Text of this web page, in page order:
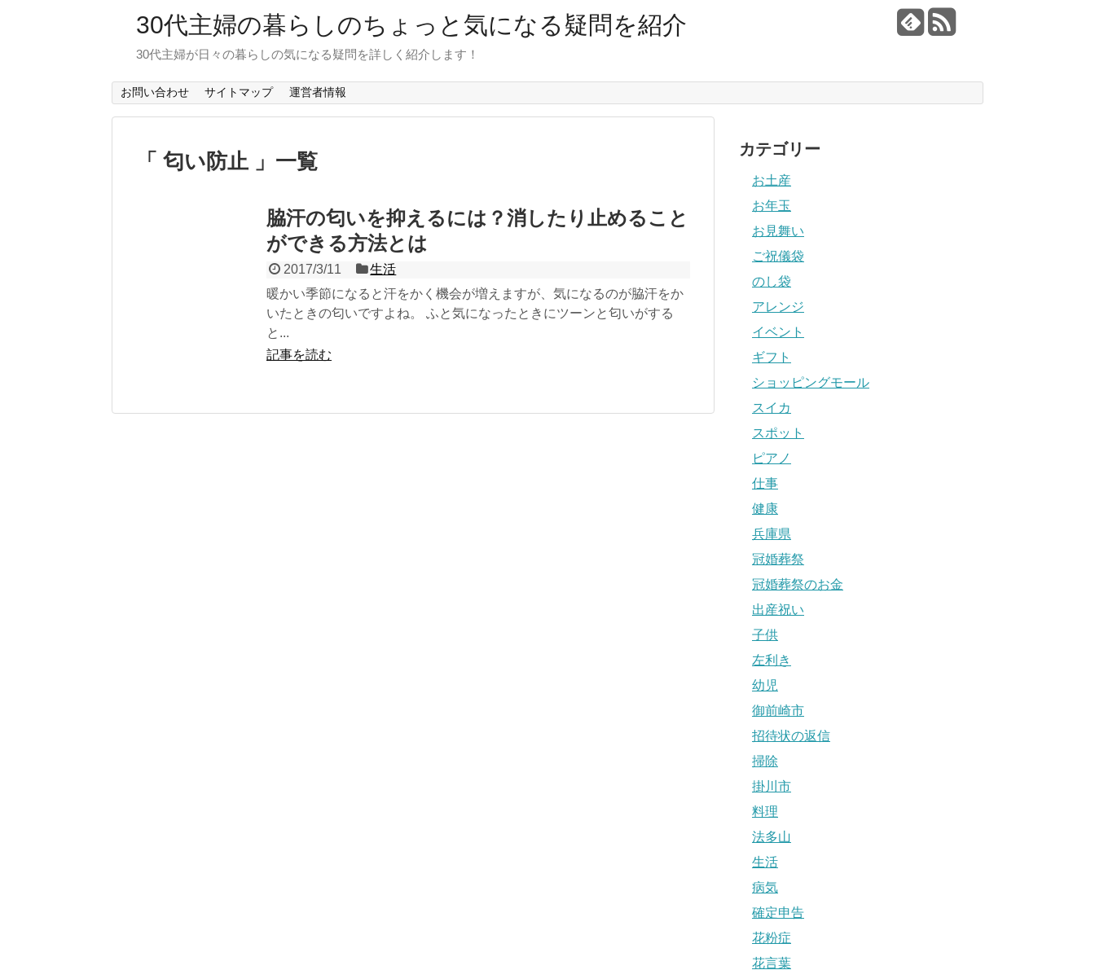
30代主婦の暮らしのちょっと気になる疑問を紹介
30代主婦が日々の暮らしの気になる疑問を詳しく紹介します！
お問い合わせ サイトマップ 運営者情報
「 匂い防止 」一覧
脇汗の匂いを抑えるには？消したり止めること
ができる方法とは
2017/3/11
生活
暖かい季節になると汗をかく機会が増えますが、気になるのが脇汗をか
いたときの匂いですよね。 ふと気になったときにツーンと匂いがする
と...
記事を読む
カテゴリー
お土産
お年玉
お見舞い
ご祝儀袋
のし袋
アレンジ
イベント
ギフト
ショッピングモール
スイカ
スポット
ピアノ
仕事
健康
兵庫県
冠婚葬祭
冠婚葬祭のお金
出産祝い
子供
左利き
幼児
御前崎市
招待状の返信
掃除
掛川市
料理
法多山
生活
病気
確定申告
花粉症
花言葉